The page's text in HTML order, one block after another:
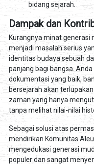
bidang sejarah.
Dampak dan
Kurangnya minat generasi
menjadi masalah serius
identitas budaya sebuah
panjang bagi bangsa.
dokumentasi yang baik,
bersejarah akan
zaman yang hanya
tanpa melihat nilai-nilai
Sebagai solusi atas
mendirikan Komunitas
mengedukasi generasi
populer dan sangat